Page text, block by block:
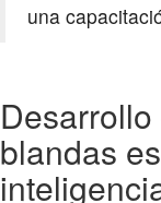
una
blandas